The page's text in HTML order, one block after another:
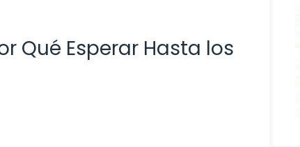
Qué Esperar Hasta los